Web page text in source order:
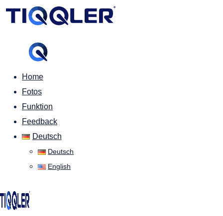
Home
Fotos
Funktion
Feedback
Deutsch
Deutsch
English